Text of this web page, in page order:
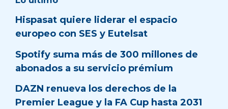
Hispasat quiere liderar el espacio
europeo con SES y Eutelsat
Spotify suma más de 300 millones de
abonados a su servicio prémium
DAZN renueva los derechos de la
Premier League y la FA Cup hasta 2031